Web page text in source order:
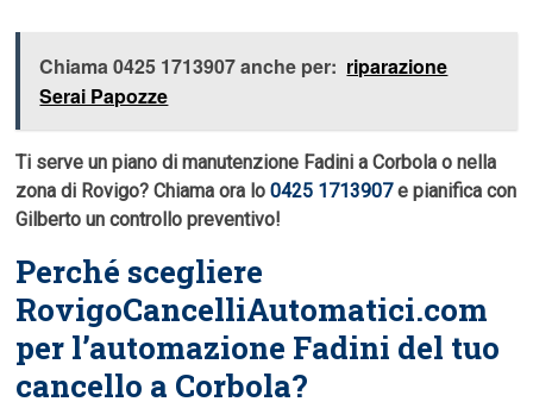
Chiama 0425 1713907 anche per: riparazione
Serai Papozze
Ti serve un piano di manutenzione Fadini a Corbola o nella
zona di Rovigo? Chiama ora lo0425 1713907e pianifica con
Gilberto un controllo preventivo!
Perché scegliere
RovigoCancelliAutomatici.com
per l’automazione Fadini del tuo
cancello a Corbola?